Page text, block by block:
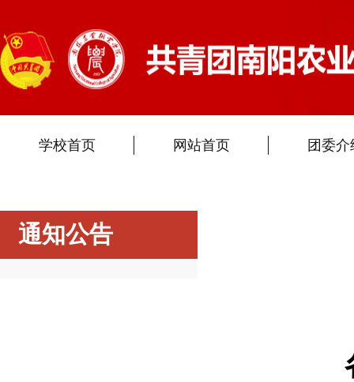
学校首页 网站首页 团委介
通知公告